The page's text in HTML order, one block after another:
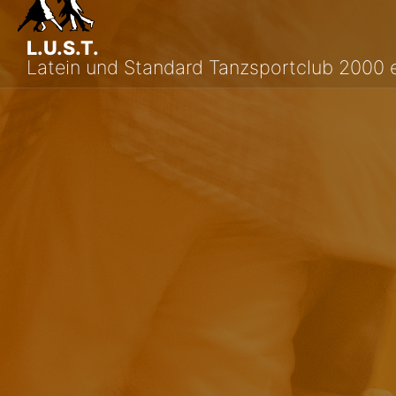
L.U.S.T.
Latein und Standard Tanzsportclub 2000